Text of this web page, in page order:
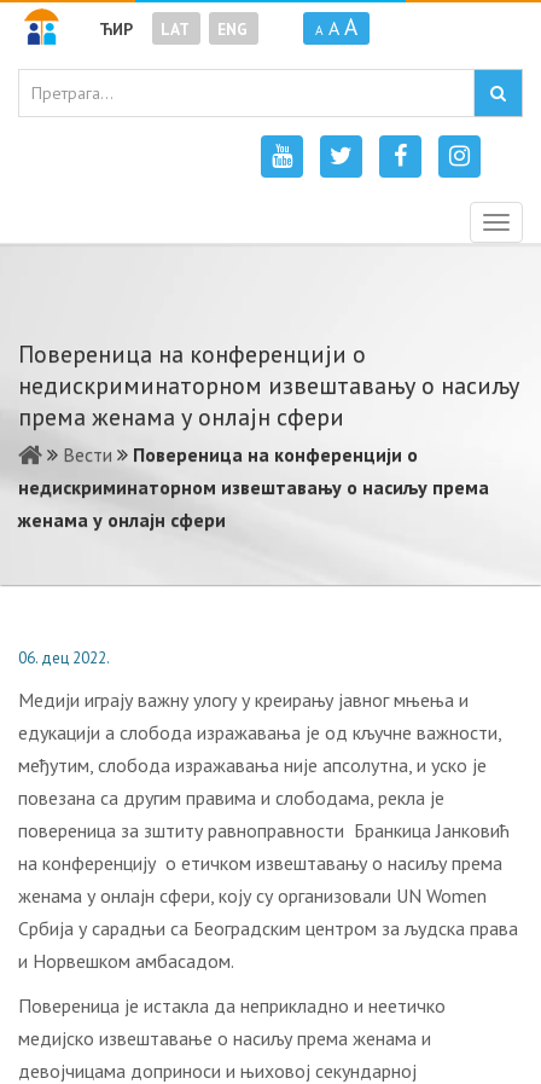
ЋИР LAT ENG A A A
Повереница на конференцији о
недискриминаторном извештавању о насиљу
према женама у онлајн сфери
Вести
Повереница на конференцији о
недискриминаторном извештавању о насиљу према
женама у онлајн сфери
06. дец 2022.
Медији играју важну улогу у креирању јавног мњења и
едукацији а слобода изражавања је од кључне важности,
међутим, слобода изражавања није апсолутна, и уско је
повезана са другим правима и слободама, рекла је
повереница за зштиту равноправности Бранкица Јанковић
на конференцију о етичком извештавању о насиљу према
женама у онлајн сфери, коју су организовали UN Women
Србија у сарадњи са Београдским центром за људска права
и Норвешком амбасадом.
Повереница је истакла да неприкладно и неетичко
медијско извештавање о насиљу према женама и
девојчицама доприноси и њиховој секундарној